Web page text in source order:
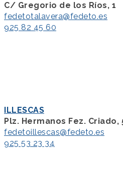
C/ Gregorio de los Ríos, 1
fedetotalavera@fedeto.es
925 82 45 60
ILLESCAS
Plz. Hermanos Fez. Criado,
fedetoillescas@fedeto.es
925 53 23 34